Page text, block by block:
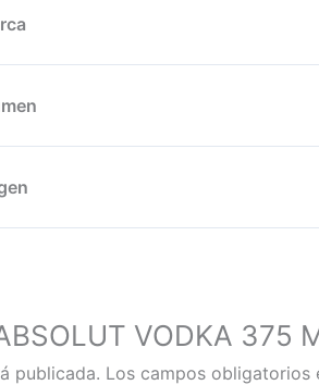
VODKA 375
publicada. Los campos obligatorios